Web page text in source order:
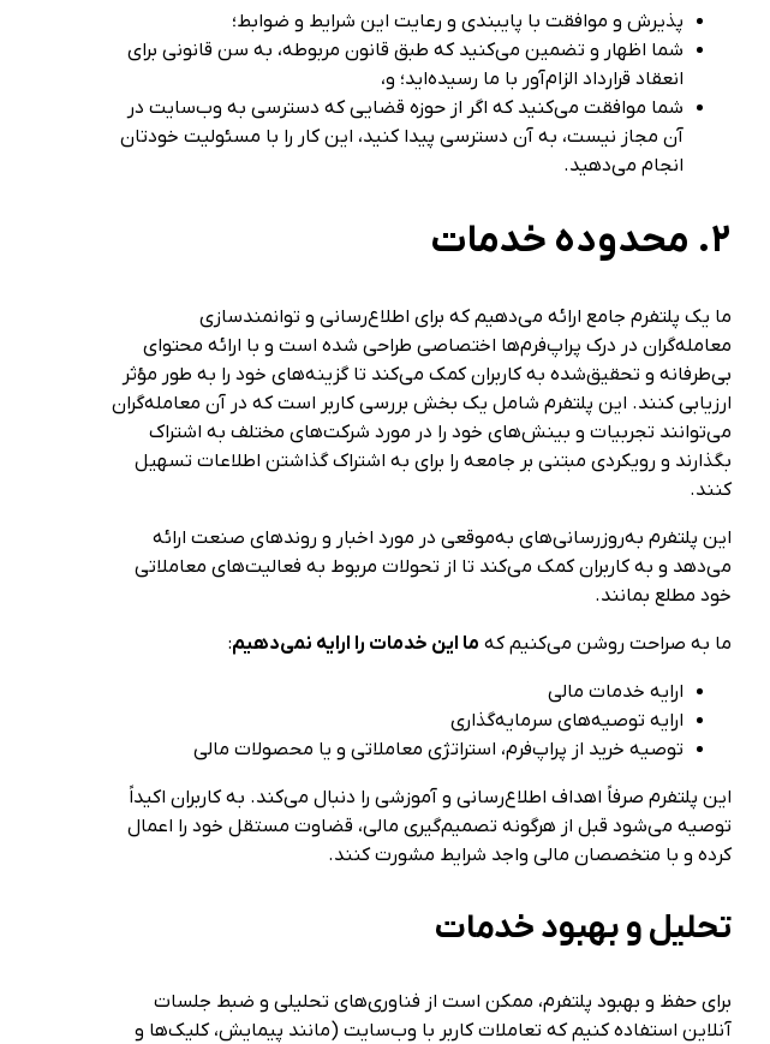
پذیرش و موافقت با پایبندی و رعایت این شرایط و ضوابط؛
شما اظهار و تضمین می‌کنید که طبق قانون مربوطه، به سن قانونی برای
انعقاد قرارداد الزام‌آور با ما رسیده‌اید؛ و،
شما موافقت می‌کنید که اگر از حوزه قضایی که دسترسی به وب‌سایت در
آن مجاز نیست، به آن دسترسی پیدا کنید، این کار را با مسئولیت خودتان
انجام می‌دهید.
۲. محدوده خدمات
ما یک پلتفرم جامع ارائه می‌دهیم که برای اطلاع‌رسانی و توانمندسازی
معامله‌گران در درک پراپ‌فرم‌ها اختصاصی طراحی شده است و با ارائه محتوای
بی‌طرفانه و تحقیق‌شده به کاربران کمک می‌کند تا گزینه‌های خود را به طور مؤثر
ارزیابی کنند. این پلتفرم شامل یک بخش بررسی کاربر است که در آن معامله‌گران
می‌توانند تجربیات و بینش‌های خود را در مورد شرکت‌های مختلف به اشتراک
بگذارند و رویکردی مبتنی بر جامعه را برای به اشتراک گذاشتن اطلاعات تسهیل
کنند.
این پلتفرم به‌روزرسانی‌های به‌موقعی در مورد اخبار و روندهای صنعت ارائه
می‌دهد و به کاربران کمک می‌کند تا از تحولات مربوط به فعالیت‌های معاملاتی
خود مطلع بمانند.
ما به صراحت روشن می‌کنیم که ما این خدمات را ارایه نمی‌دهیم:
ارایه خدمات مالی
ارایه توصیه‌های سرمایه‌گذاری
توصیه خرید از پراپ‌فرم، استراتژی معاملاتی و یا محصولات مالی
این پلتفرم صرفاً اهداف اطلاع‌رسانی و آموزشی را دنبال می‌کند. به کاربران اکیداً
توصیه می‌شود قبل از هرگونه تصمیم‌گیری مالی، قضاوت مستقل خود را اعمال
کرده و با متخصصان مالی واجد شرایط مشورت کنند.
تحلیل و بهبود خدمات
برای حفظ و بهبود پلتفرم، ممکن است از فناوری‌های تحلیلی و ضبط جلسات
آنلاین استفاده کنیم که تعاملات کاربر با وب‌سایت (مانند پیمایش، کلیک‌ها و